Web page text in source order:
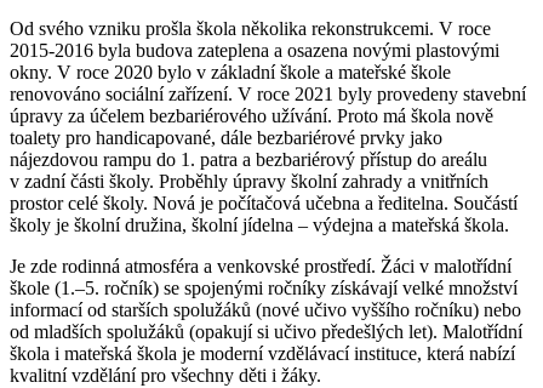
Od svého vzniku prošla škola několika rekonstrukcemi. V roce
2015-2016 byla budova zateplena a osazena novými plastovými
okny. V roce 2020 bylo v základní škole a mateřské škole
renovováno sociální zařízení. V roce 2021 byly provedeny stavební
úpravy za účelem bezbariérového užívání. Proto má škola nově
toalety pro handicapované, dále bezbariérové prvky jako
nájezdovou rampu do 1. patra a bezbariérový přístup do areálu
v zadní části školy. Proběhly úpravy školní zahrady a vnitřních
prostor celé školy. Nová je počítačová učebna a ředitelna. Součástí
školy je školní družina, školní jídelna – výdejna a mateřská škola.
Je zde rodinná atmosféra a venkovské prostředí. Žáci v malotřídní
škole (1.–5. ročník) se spojenými ročníky získávají velké množství
informací od starších spolužáků (nové učivo vyššího ročníku) nebo
od mladších spolužáků (opakují si učivo předešlých let). Malotřídní
škola i mateřská škola je moderní vzdělávací instituce, která nabízí
kvalitní vzdělání pro všechny děti i žáky.